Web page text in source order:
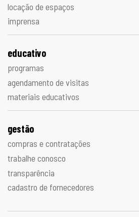
locação de espaços
imprensa
educativo
programas
agendamento de visitas
materiais educativos
gestão
compras e contratações
trabalhe conosco
transparência
cadastro de fornecedores